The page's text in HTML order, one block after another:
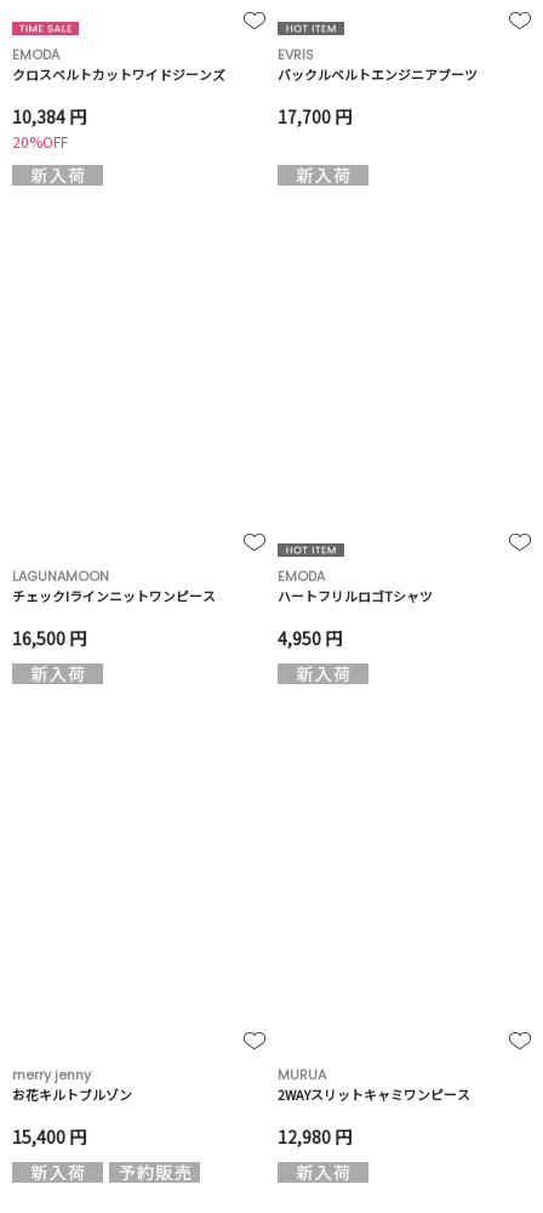
EMODA
クロスベルトカットワイドジーンズ
10,384 円
20%OFF
EVRIS
バックルベルトエンジニアブーツ
17,700 円
LAGUNAMOON
チェックIラインニットワンピース
16,500 円
EMODA
ハートフリルロゴTシャツ
4,950 円
merry jenny
お花キルトブルゾン
15,400 円
MURUA
2WAYスリットキャミワンピース
12,980 円